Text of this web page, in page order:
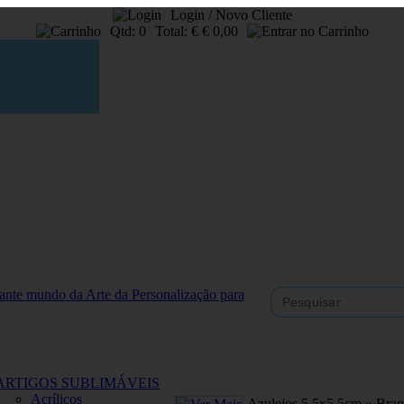
Login / Novo Cliente
Qtd: 0 Total: € € 0,00
SUBLIMÁVEIS
Acrílicos